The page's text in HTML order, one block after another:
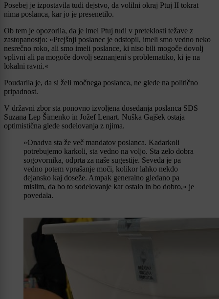
Posebej je izpostavila tudi dejstvo, da volilni okraj Ptuj II tokrat
nima poslanca, kar jo je presenetilo.
Ob tem je opozorila, da je imel Ptuj tudi v preteklosti težave z
zastopanostjo: »Prejšnji poslanec je odstopil, imeli smo vedno neko
nesrečno roko, ali smo imeli poslance, ki niso bili mogoče dovolj
vplivni ali pa mogoče dovolj seznanjeni s problematiko, ki je na
lokalni ravni.«
Poudarila je, da si želi močnega poslanca, ne glede na politično
pripadnost.
V državni zbor sta ponovno izvoljena dosedanja poslanca SDS
Suzana Lep Šimenko in Jožef Lenart. Nuška Gajšek ostaja
optimistična glede sodelovanja z njima.
»Onadva sta že več mandatov poslanca. Kadarkoli
potrebujemo karkoli, sta vedno na voljo. Sta zelo dobra
sogovornika, odprta za naše sugestije. Seveda je pa
vedno potem vprašanje moči, kolikor lahko nekdo
dejansko kaj doseže. Ampak generalno gledano pa
mislim, da bo to sodelovanje kar ostalo in bo dobro,« je
povedala.